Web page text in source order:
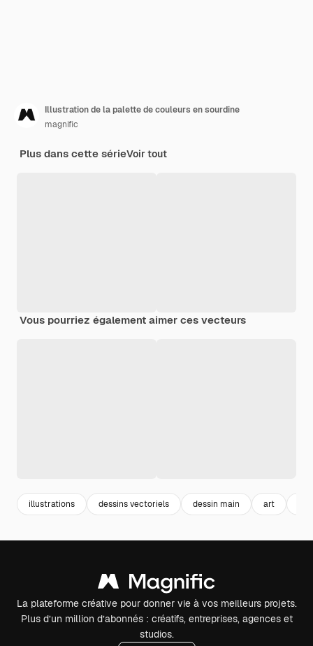
Illustration de la palette de couleurs en sourdine
magnific
Plus dans cette sérieVoir tout
Vous pourriez également aimer ces vecteurs
illustrations dessins vectoriels dessin main art
La plateforme créative pour donner vie à vos meilleurs projets.
Plus d’un million d’abonnés : créatifs, entreprises, agences et
studios.